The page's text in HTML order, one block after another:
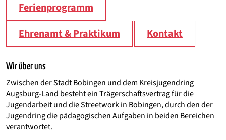
Ferienprogramm
Ehrenamt & Praktikum
Kontakt
Wir über uns
Zwischen der Stadt Bobingen und dem Kreisjugendring
Augsburg-Land besteht ein Trägerschaftsvertrag für die
Jugendarbeit und die Streetwork in Bobingen, durch den der
Jugendring die pädagogischen Aufgaben in beiden Bereichen
verantwortet.